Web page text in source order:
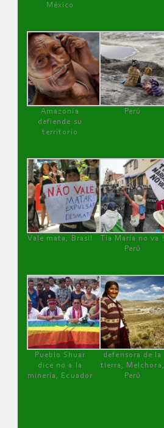
México
Amazonía
defiende su
territorio
Perú
Vale mata, Brasil
Tía María no va !
Perú
Pueblo Shuar
dice no a la
minería, Ecuador
defensora de la
tierra, Melchora,
Perú